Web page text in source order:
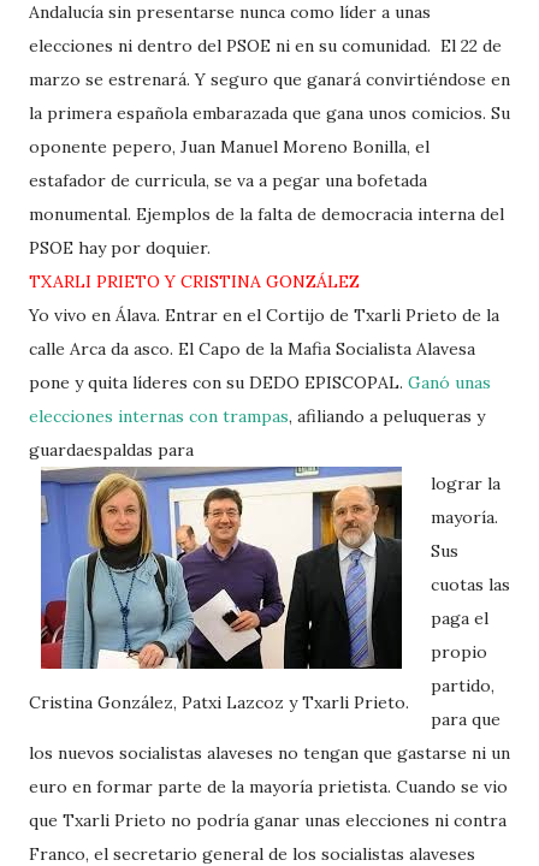
Andalucía sin presentarse nunca como líder a unas
elecciones ni dentro del PSOE ni en su comunidad. El 22 de
marzo se estrenará. Y seguro que ganará convirtiéndose en
la primera española embarazada que gana unos comicios. Su
oponente pepero, Juan Manuel Moreno Bonilla, el
estafador de curricula, se va a pegar una bofetada
monumental. Ejemplos de la falta de democracia interna del
PSOE hay por doquier.
TXARLI PRIETO Y CRISTINA GONZÁLEZ
Yo vivo en Álava. Entrar en el Cortijo de Txarli Prieto de la
calle Arca da asco. El Capo de la Mafia Socialista Alavesa
pone y quita líderes con su DEDO EPISCOPAL. Ganó unas
elecciones internas con trampas, afiliando a peluqueras y
guardaespaldas para
Cristina González, Patxi Lazcoz y Txarli Prieto.
lograr la
mayoría.
Sus
cuotas las
paga el
propio
partido,
para que
los nuevos socialistas alaveses no tengan que gastarse ni un
euro en formar parte de la mayoría prietista. Cuando se vio
que Txarli Prieto no podría ganar unas elecciones ni contra
Franco, el secretario general de los socialistas alaveses